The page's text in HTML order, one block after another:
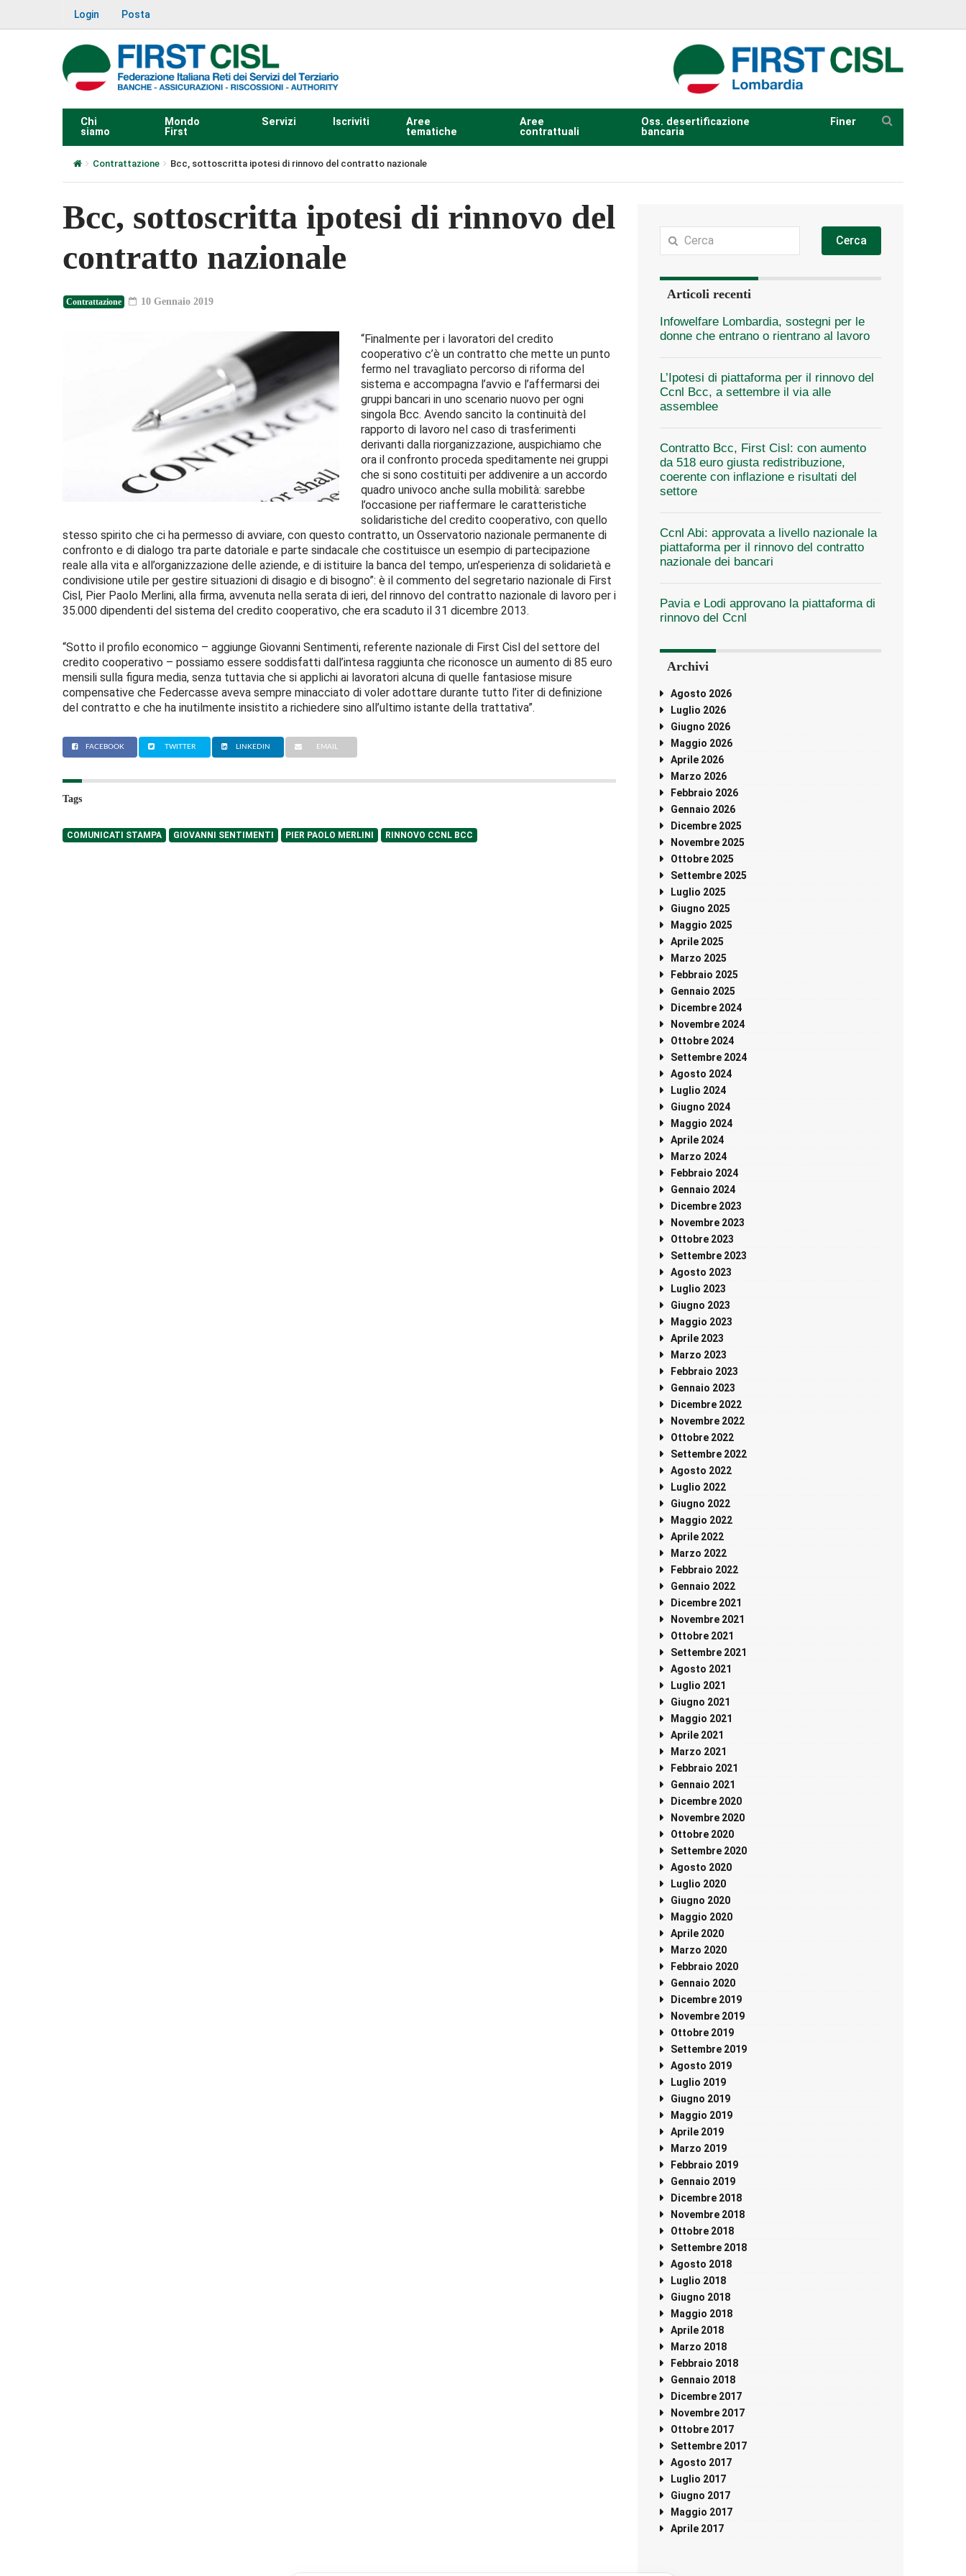
Login Posta
Chi
siamo
Mondo
First
Servizi Iscriviti
Aree
tematiche
Aree
contrattuali
Oss. desertificazione
bancaria
Finer
Contrattazione Bcc, sottoscritta ipotesi di rinnovo del contratto nazionale
Bcc, sottoscritta ipotesi di rinnovo del
contratto nazionale
Contrattazione 10 Gennaio 2019
“Finalmente per i lavoratori del credito
cooperativo c’è un contratto che mette un punto
fermo nel travagliato percorso di riforma del
sistema e accompagna l’avvio e l’affermarsi dei
gruppi bancari in uno scenario nuovo per ogni
singola Bcc. Avendo sancito la continuità del
rapporto di lavoro nel caso di trasferimenti
derivanti dalla riorganizzazione, auspichiamo che
ora il confronto proceda speditamente nei gruppi
che si sono costituiti per addivenire a un accordo
quadro univoco anche sulla mobilità: sarebbe
l’occasione per riaffermare le caratteristiche
solidaristiche del credito cooperativo, con quello
stesso spirito che ci ha permesso di avviare, con questo contratto, un Osservatorio nazionale permanente di
confronto e di dialogo tra parte datoriale e parte sindacale che costituisce un esempio di partecipazione
reale alla vita e all’organizzazione delle aziende, e di istituire la banca del tempo, un’esperienza di solidarietà e
condivisione utile per gestire situazioni di disagio e di bisogno”: è il commento del segretario nazionale di First
Cisl, Pier Paolo Merlini, alla firma, avvenuta nella serata di ieri, del rinnovo del contratto nazionale di lavoro per i
35.000 dipendenti del sistema del credito cooperativo, che era scaduto il 31 dicembre 2013.
“Sotto il profilo economico – aggiunge Giovanni Sentimenti, referente nazionale di First Cisl del settore del
credito cooperativo – possiamo essere soddisfatti dall’intesa raggiunta che riconosce un aumento di 85 euro
mensili sulla figura media, senza tuttavia che si applichi ai lavoratori alcuna di quelle fantasiose misure
compensative che Federcasse aveva sempre minacciato di voler adottare durante tutto l’iter di definizione
del contratto e che ha inutilmente insistito a richiedere sino all’ultimo istante della trattativa”.
FACEBOOK TWITTER LINKEDIN EMAIL
Tags
COMUNICATI STAMPA GIOVANNI SENTIMENTI PIER PAOLO MERLINI RINNOVO CCNL BCC
Cerca
Articoli recenti
Infowelfare Lombardia, sostegni per le
donne che entrano o rientrano al lavoro
L’Ipotesi di piattaforma per il rinnovo del
Ccnl Bcc, a settembre il via alle
assemblee
Contratto Bcc, First Cisl: con aumento
da 518 euro giusta redistribuzione,
coerente con inflazione e risultati del
settore
Ccnl Abi: approvata a livello nazionale la
piattaforma per il rinnovo del contratto
nazionale dei bancari
Pavia e Lodi approvano la piattaforma di
rinnovo del Ccnl
Archivi
Agosto 2026
Luglio 2026
Giugno 2026
Maggio 2026
Aprile 2026
Marzo 2026
Febbraio 2026
Gennaio 2026
Dicembre 2025
Novembre 2025
Ottobre 2025
Settembre 2025
Luglio 2025
Giugno 2025
Maggio 2025
Aprile 2025
Marzo 2025
Febbraio 2025
Gennaio 2025
Dicembre 2024
Novembre 2024
Ottobre 2024
Settembre 2024
Agosto 2024
Luglio 2024
Giugno 2024
Maggio 2024
Aprile 2024
Marzo 2024
Febbraio 2024
Gennaio 2024
Dicembre 2023
Novembre 2023
Ottobre 2023
Settembre 2023
Agosto 2023
Luglio 2023
Giugno 2023
Maggio 2023
Aprile 2023
Marzo 2023
Febbraio 2023
Gennaio 2023
Dicembre 2022
Novembre 2022
Ottobre 2022
Settembre 2022
Agosto 2022
Luglio 2022
Giugno 2022
Maggio 2022
Aprile 2022
Marzo 2022
Febbraio 2022
Gennaio 2022
Dicembre 2021
Novembre 2021
Ottobre 2021
Settembre 2021
Agosto 2021
Luglio 2021
Giugno 2021
Maggio 2021
Aprile 2021
Marzo 2021
Febbraio 2021
Gennaio 2021
Dicembre 2020
Novembre 2020
Ottobre 2020
Settembre 2020
Agosto 2020
Luglio 2020
Giugno 2020
Maggio 2020
Aprile 2020
Marzo 2020
Febbraio 2020
Gennaio 2020
Dicembre 2019
Novembre 2019
Ottobre 2019
Settembre 2019
Agosto 2019
Luglio 2019
Giugno 2019
Maggio 2019
Aprile 2019
Marzo 2019
Febbraio 2019
Gennaio 2019
Dicembre 2018
Novembre 2018
Ottobre 2018
Settembre 2018
Agosto 2018
Luglio 2018
Giugno 2018
Maggio 2018
Aprile 2018
Marzo 2018
Febbraio 2018
Gennaio 2018
Dicembre 2017
Novembre 2017
Ottobre 2017
Settembre 2017
Agosto 2017
Luglio 2017
Giugno 2017
Maggio 2017
Aprile 2017